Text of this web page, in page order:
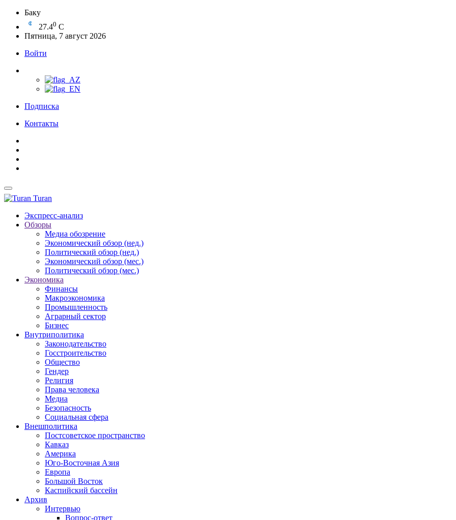
Баку
27.40 C
Пятница, 7 август 2026
Войти
Подписка
Контакты
Turan
Экспресс-анализ
Обзоры
Медиа обозрение
Экономический обзор (нед.)
Политический обзор (нед.)
Экономический обзор (мес.)
Политический обзор (мес.)
Экономика
Финансы
Макроэкономика
Промышленность
Аграрный сектор
Бизнес
Внутриполитика
Законодательство
Госстроительство
Общество
Гендер
Религия
Права человека
Медиа
Безопасность
Социальная сфера
Внешполитика
Постсоветское пространство
Кавказ
Америка
Юго-Восточная Азия
Европа
Большой Восток
Каспийский бассейн
Архив
Интервью
Вопрос-ответ